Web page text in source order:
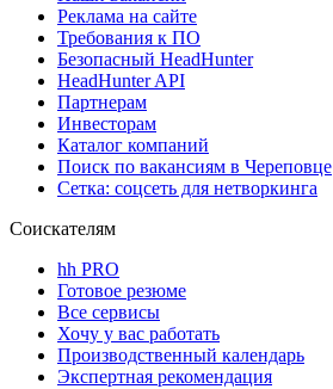
Реклама на сайте
Требования к ПО
Безопасный HeadHunter
HeadHunter API
Партнерам
Инвесторам
Каталог компаний
Поиск по вакансиям в Череповце
Сетка: соцсеть для нетворкинга
Соискателям
hh PRO
Готовое резюме
Все сервисы
Хочу у вас работать
Производственный календарь
Экспертная рекомендация